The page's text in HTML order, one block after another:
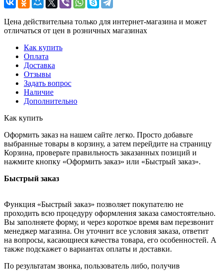
Цена действительна только для интернет-магазина и может
отличаться от цен в розничных магазинах
Как купить
Оплата
Доставка
Отзывы
Задать вопрос
Наличие
Дополнительно
Как купить
Оформить заказ на нашем сайте легко. Просто добавьте
выбранные товары в корзину, а затем перейдите на страницу
Корзина, проверьте правильность заказанных позиций и
нажмите кнопку «Оформить заказ» или «Быстрый заказ».
Быстрый заказ
Функция «Быстрый заказ» позволяет покупателю не
проходить всю процедуру оформления заказа самостоятельно.
Вы заполняете форму, и через короткое время вам перезвонит
менеджер магазина. Он уточнит все условия заказа, ответит
на вопросы, касающиеся качества товара, его особенностей. А
также подскажет о вариантах оплаты и доставки.
По результатам звонка, пользователь либо, получив